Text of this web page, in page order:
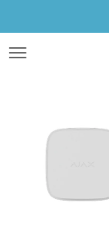
direct
naar